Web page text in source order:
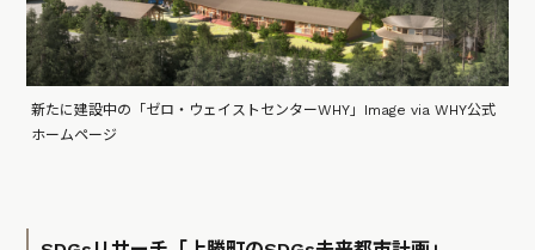
新たに建設中の「ゼロ・ウェイストセンターWHY」Image via WHY公式
ホームページ